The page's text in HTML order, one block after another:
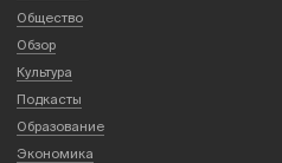
Общество
Обзор
Культура
Подкасты
Образование
Экономика